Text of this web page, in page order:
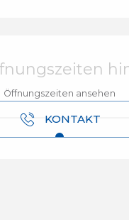
Öffnungszeiten ansehen
KONTAKT